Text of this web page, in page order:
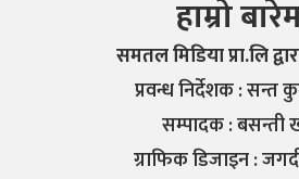
हाम्रो
समतल मिडिया प्रा.लि
प्रवन्ध निर्देशक : सन्त
सम्पादक : बसन्ती
ग्राफिक डिजाइन :